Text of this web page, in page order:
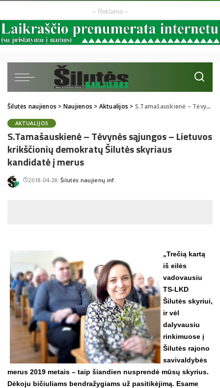
– Reklama –
Šilutės naujienos > Naujienos > Aktualijos > S.Tamašauskienė – Tėvynės sąjungos – Lietuvos krikščionių demokratų Šilutės skyriaus kandidatė į merus
AKTUALIJOS
S.Tamašauskienė – Tėvynės sąjungos – Lietuvos
krikščionių demokratų Šilutės skyriaus
kandidatė į merus
2018-04-28Posted
Šilutės naujienų inf.
„Trečią kartą
iš eilės
vadovausiu
TS-LKD
Šilutės skyriui,
ir vėl
dalyvausiu
rinkimuose į
Šilutės rajono
savivaldybės
merus 2019 metais – taip šiandien nusprendė mūsų skyrius.
Dėkoju bičiuliams bendražygiams už pasitikėjimą. Esame